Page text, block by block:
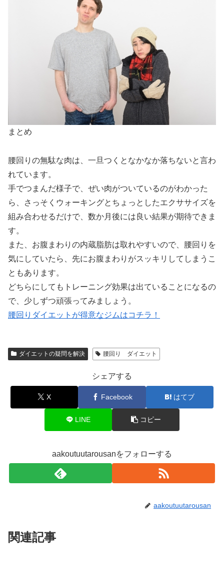
まとめ
腰回りの無駄な肉は、一旦つくとなかなか落ちないと言わ
れています。
手でつまんだ様子で、ぜい肉がついているのがわかった
ら、さっそくウォーキングとちょっとしたエクササイズを
組み合わせるだけで、数か月後には良い結果が期待できま
す。
また、お腹まわりの内蔵脂肪は取れやすいので、腰回りを
気にしていたら、先にお腹まわりがスッキリしてしまうこ
ともあります。
どちらにしてもトレーニング効果は出ていることになるの
で、少しずつ頑張ってみましょう。
腰回りダイエットが得意なジムはコチラ！
ダイエットの疑問を解決 腰回り ダイエット
シェアする
X Facebook はてブ
LINE コピー
aakoutuutarousanをフォローする
aakoutuutarousan
関連記事